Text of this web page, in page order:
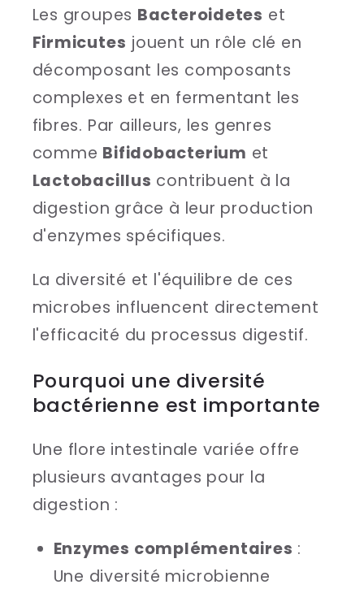
Les groupes Bacteroidetes et
Firmicutes jouent un rôle clé en
décomposant les composants
complexes et en fermentant les
fibres. Par ailleurs, les genres
comme Bifidobacterium et
Lactobacillus contribuent à la
digestion grâce à leur production
d'enzymes spécifiques.
La diversité et l'équilibre de ces
microbes influencent directement
l'efficacité du processus digestif.
Pourquoi une diversité
bactérienne est importante
Une flore intestinale variée offre
plusieurs avantages pour la
digestion :
Enzymes complémentaires :
Une diversité microbienne